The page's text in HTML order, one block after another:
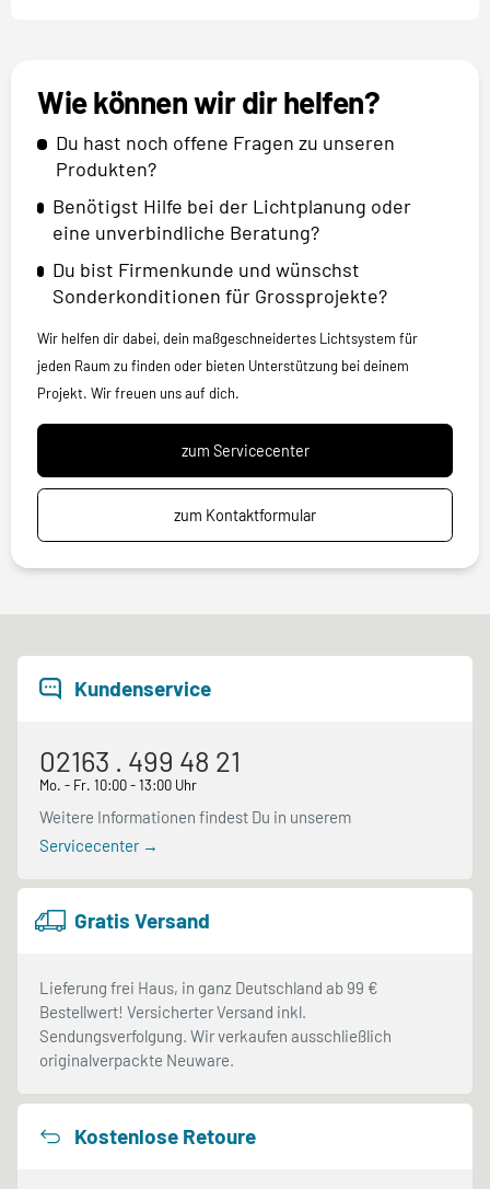
Wie können wir dir helfen?
Du hast noch offene Fragen zu unseren
Produkten?
Benötigst Hilfe bei der Lichtplanung oder
eine unverbindliche Beratung?
Du bist Firmenkunde und wünschst
Sonderkonditionen für Grossprojekte?
Wir helfen dir dabei, dein maßgeschneidertes Lichtsystem für
jeden Raum zu finden oder bieten Unterstützung bei deinem
Projekt. Wir freuen uns auf dich.
zum Servicecenter
zum Kontaktformular
Kundenservice
02163 . 499 48 21
Mo. - Fr. 10:00 - 13:00 Uhr
Weitere Informationen findest Du in unserem
Servicecenter →
Gratis Versand
Lieferung frei Haus, in ganz Deutschland ab 99 €
Bestellwert! Versicherter Versand inkl.
Sendungsverfolgung. Wir verkaufen ausschließlich
originalverpackte Neuware.
Kostenlose Retoure